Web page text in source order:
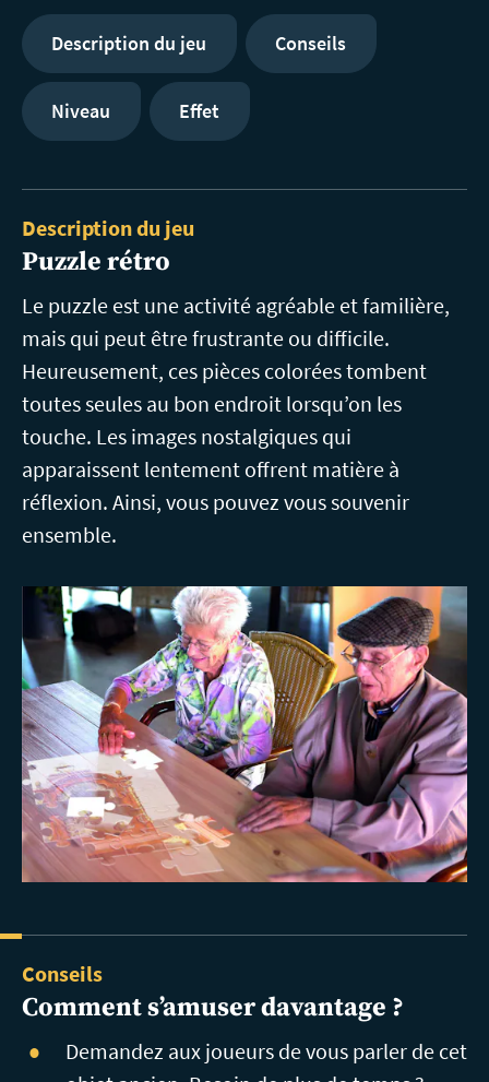
Description du jeu Conseils
Niveau Effet
Description du jeu
Puzzle rétro
Le puzzle est une activité agréable et familière,
mais qui peut être frustrante ou difficile.
Heureusement, ces pièces colorées tombent
toutes seules au bon endroit lorsqu’on les
touche. Les images nostalgiques qui
apparaissent lentement offrent matière à
réflexion. Ainsi, vous pouvez vous souvenir
ensemble.
Conseils
Comments’amuser davantage ?
Demandez aux joueurs devous parler de cet